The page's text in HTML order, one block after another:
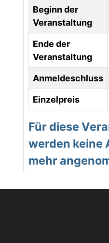
Beginn der
Veranstaltung
Ende der
Veranstaltung
Anmeldeschluss
Einzelpreis
Für diese
werden keine
mehr